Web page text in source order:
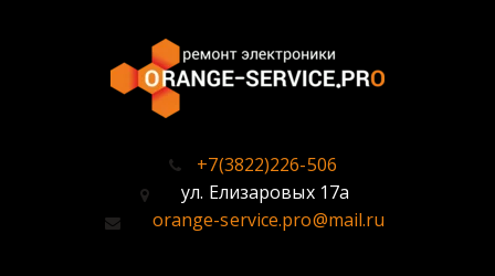
+7(3822)226-506
ул. Елизаровых 17а
orange-service.pro@mail.ru